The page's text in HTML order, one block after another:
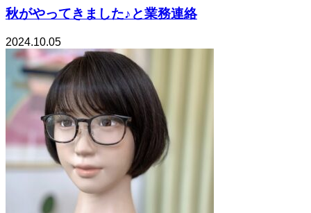
秋がやってきました♪と業務連絡
2024.10.05